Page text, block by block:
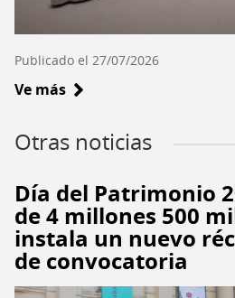
Publicado el 27/07/2026
Ve más sobre
de
Animales
Cerámicos
en
el
Museo
de
Día del Patrimonio
de 4 millones 500
instala un nuevo
de convocatoria